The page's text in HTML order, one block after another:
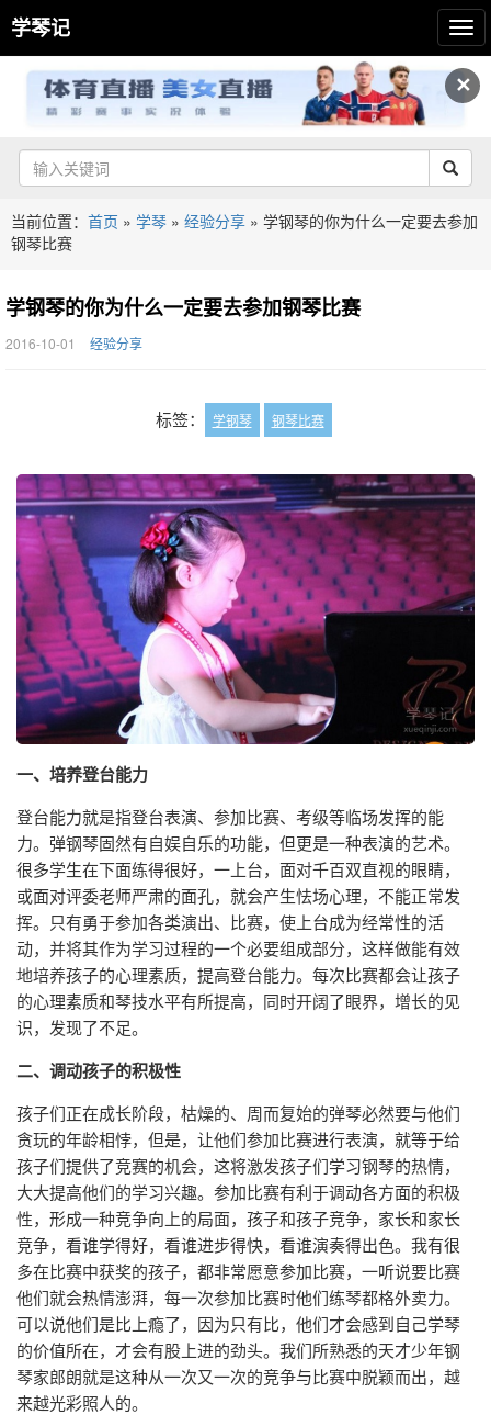
✕
学琴记
当前位置： 首页 » 学琴 » 经验分享 » 学钢琴的你为什么一定要去参加
钢琴比赛
学钢琴的你为什么一定要去参加钢琴比赛
2016-10-01 经验分享
标签： 学钢琴 钢琴比赛
一、培养登台能力
登台能力就是指登台表演、参加比赛、考级等临场发挥的能
力。弹钢琴固然有自娱自乐的功能，但更是一种表演的艺术。
很多学生在下面练得很好，一上台，面对千百双直视的眼睛，
或面对评委老师严肃的面孔，就会产生怯场心理，不能正常发
挥。只有勇于参加各类演出、比赛，使上台成为经常性的活
动，并将其作为学习过程的一个必要组成部分，这样做能有效
地培养孩子的心理素质，提高登台能力。每次比赛都会让孩子
的心理素质和琴技水平有所提高，同时开阔了眼界，增长的见
识，发现了不足。
二、调动孩子的积极性
孩子们正在成长阶段，枯燥的、周而复始的弹琴必然要与他们
贪玩的年龄相悖，但是，让他们参加比赛进行表演，就等于给
孩子们提供了竞赛的机会，这将激发孩子们学习钢琴的热情，
大大提高他们的学习兴趣。参加比赛有利于调动各方面的积极
性，形成一种竞争向上的局面，孩子和孩子竞争，家长和家长
竞争，看谁学得好，看谁进步得快，看谁演奏得出色。我有很
多在比赛中获奖的孩子，都非常愿意参加比赛，一听说要比赛
他们就会热情澎湃，每一次参加比赛时他们练琴都格外卖力。
可以说他们是比上瘾了，因为只有比，他们才会感到自己学琴
的价值所在，才会有股上进的劲头。我们所熟悉的天才少年钢
琴家郎朗就是这种从一次又一次的竞争与比赛中脱颖而出，越
来越光彩照人的。